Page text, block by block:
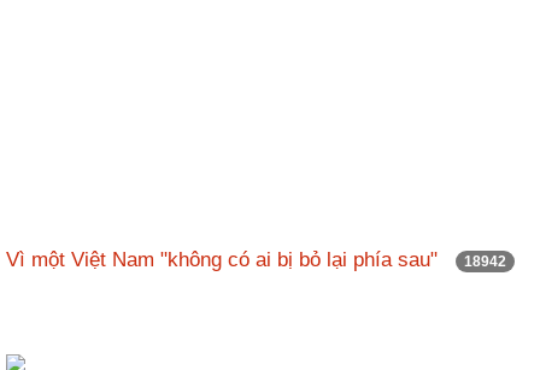
Vì một Việt Nam "không có ai bị bỏ lại phía sau" 18942